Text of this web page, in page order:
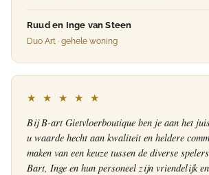
Ruud en Inge van Steen
Duo Art · gehele woning
★ ★ ★ ★ ★
Bij B-art Gietvloerboutique ben je aan het
u waarde hecht aan kwaliteit en heldere
maken van een keuze tussen de diverse
Bart, Inge en hun personeel zijn vriendelijk